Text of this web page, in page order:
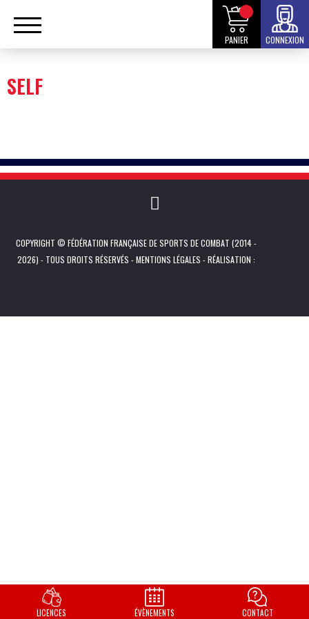
PANIER CONNEXION
SELF
COPYRIGHT © FÉDÉRATION FRANÇAISE DE SPORTS DE COMBAT (2014 -
2026) - TOUS DROITS RÉSERVÉS -MENTIONS LÉGALES - RÉALISATION :
LICENCES ÉVÈNEMENTS CONTACT